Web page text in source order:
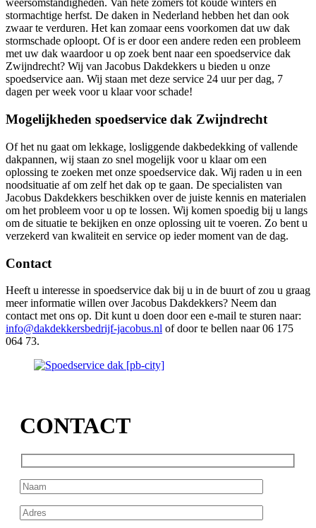
weersomstandigheden. Van hete zomers tot koude winters en
stormachtige herfst. De daken in Nederland hebben het dan ook
zwaar te verduren. Het kan zomaar eens voorkomen dat uw dak
stormschade oploopt. Of is er door een andere reden een probleem
met uw dak waardoor u op zoek bent naar een spoedservice dak
Zwijndrecht? Wij van Jacobus Dakdekkers u bieden u onze
spoedservice aan. Wij staan met deze service 24 uur per dag, 7
dagen per week voor u klaar voor schade!
Mogelijkheden spoedservice dak Zwijndrecht
Of het nu gaat om lekkage, losliggende dakbedekking of vallende
dakpannen, wij staan zo snel mogelijk voor u klaar om een
oplossing te zoeken met onze spoedservice dak. Wij raden u in een
noodsituatie af om zelf het dak op te gaan. De specialisten van
Jacobus Dakdekkers beschikken over de juiste kennis en materialen
om het probleem voor u op te lossen. Wij komen spoedig bij u langs
om de situatie te bekijken en onze oplossing uit te voeren. Zo bent u
verzekerd van kwaliteit en service op ieder moment van de dag.
Contact
Heeft u interesse in spoedservice dak bij u in de buurt of zou u graag
meer informatie willen over Jacobus Dakdekkers? Neem dan
contact met ons op. Dit kunt u doen door een e-mail te sturen naar:
info@dakdekkersbedrijf-jacobus.nl of door te bellen naar 06 175
064 73.
CONTACT